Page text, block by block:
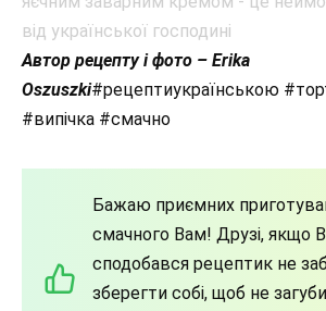
Автор рецепту і фото – Erika
Oszuszki#рецептиукраїнською
#випічка #смачно
Бажаю приємних
смачного Вам! Друзі, якщо
сподобався рецептик не
зберегти собі, щоб не